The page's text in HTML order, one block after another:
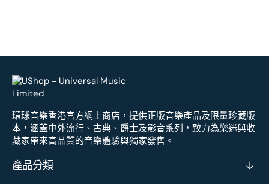
環球音樂香港官方網上商店，提供正版音樂產品及限量珍藏版
本，涵蓋中外流行、古典、爵士及影音系列，致力為樂迷與收
藏家帶來高品質的音樂體驗與獨家發售。
產品分類